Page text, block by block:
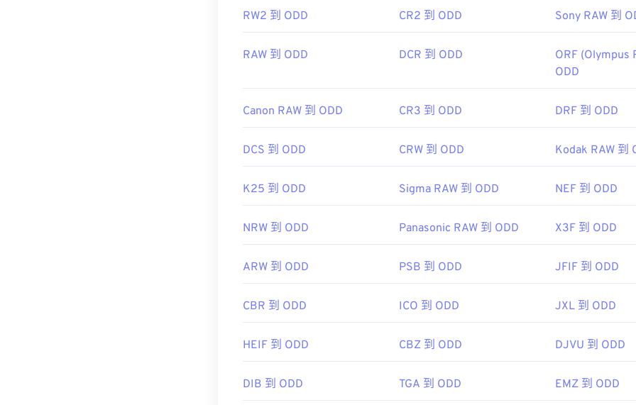
RW2 到 ODD CR2 到 ODD Sony RAW 到
RAW 到 ODD DCR 到 ODD
ORF (Olympus
ODD
Canon RAW 到 ODD CR3 到 ODD DRF 到 ODD
DCS 到 ODD CRW 到 ODD Kodak RAW 到
K25 到 ODD Sigma RAW 到 ODD NEF 到 ODD
NRW 到 ODD Panasonic RAW 到 ODD X3F 到 ODD
ARW 到 ODD PSB 到 ODD JFIF 到 ODD
CBR 到 ODD ICO 到 ODD JXL 到 ODD
HEIF 到 ODD CBZ 到 ODD DJVU 到 ODD
DIB 到 ODD TGA 到 ODD EMZ 到 ODD